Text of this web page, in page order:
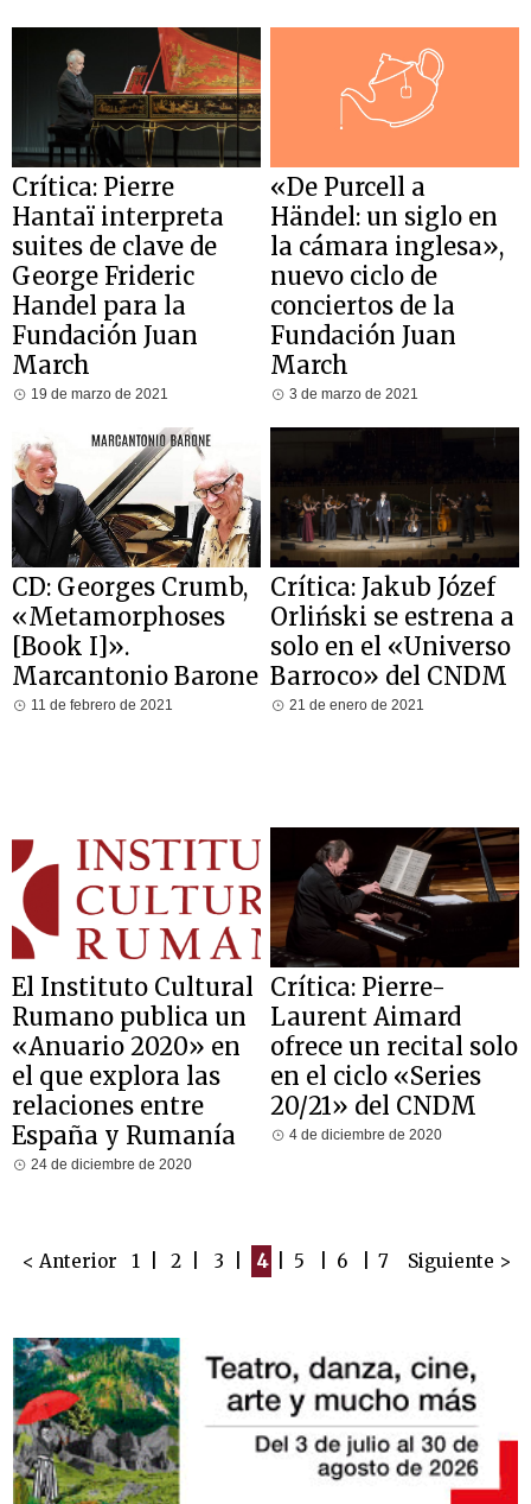
Crítica: Pierre
Hantaï interpreta
suites de clave de
George Frideric
Handel para la
Fundación Juan
March
19 de marzo de 2021
«De Purcell a
Händel: un siglo en
la cámara inglesa»,
nuevo ciclo de
conciertos de la
Fundación Juan
March
3 de marzo de 2021
CD: Georges Crumb,
«Metamorphoses
[Book I]».
Marcantonio Barone
11 de febrero de 2021
Crítica: Jakub Józef
Orliński se estrena a
solo en el «Universo
Barroco» del CNDM
21 de enero de 2021
El Instituto Cultural
Rumano publica un
«Anuario 2020» en
el que explora las
relaciones entre
España y Rumanía
24 de diciembre de 2020
Crítica: Pierre-
Laurent Aimard
ofrece un recital solo
en el ciclo «Series
20/21» del CNDM
4 de diciembre de 2020
< Anterior 1 2 3 4 5 6 7 Siguiente >